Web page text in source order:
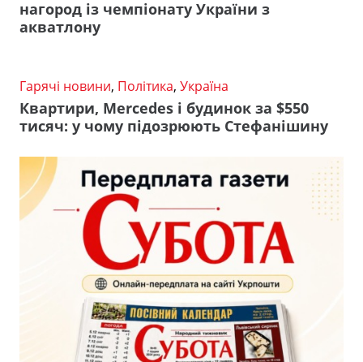
нагород із чемпіонату України з
акватлону
Гарячі новини, Політика, Україна
Квартири, Mercedes і будинок за $550
тисяч: у чому підозрюють Стефанішину